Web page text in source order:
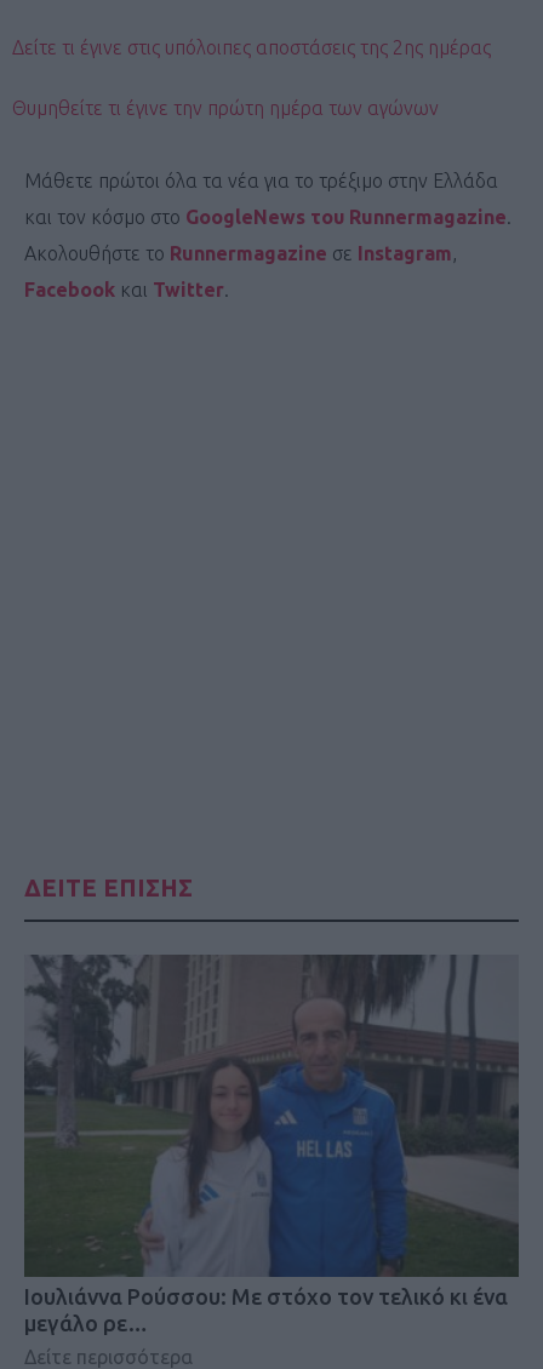
Δείτε τι έγινε στις υπόλοιπες αποστάσεις της 2ης ημέρας
Θυμηθείτε τι έγινε την πρώτη ημέρα των αγώνων
Μάθετε πρώτοι όλα τα νέα για το τρέξιμο στην Ελλάδα
και τον κόσμο στο GoogleNews του Runnermagazine.
Ακολουθήστε το Runnermagazine σε Instagram,
Facebook και Twitter.
ΔΕΙΤΕ ΕΠΙΣΗΣ
Iουλιάννα Ρούσσου: Με στόχο τον τελικό κι ένα
μεγάλο ρε…
Δείτε περισσότερα